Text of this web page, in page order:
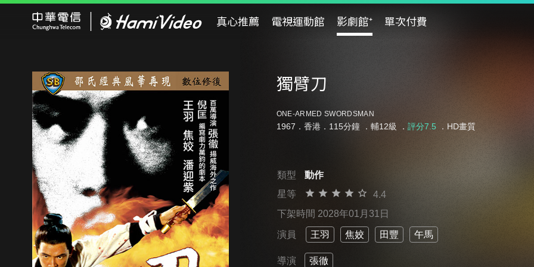
真心推薦 電視運動館 影劇館⁺ 單次付費
獨臂刀
ONE-ARMED SWORDSMAN
1967．香港．115分鐘 ． 輔12級 ． 評分7.5．HD畫質
類型
動作
星等
4.4
下架時間 2028年01月31日
演員 王羽 焦姣 田豐 午馬
導演 張徹